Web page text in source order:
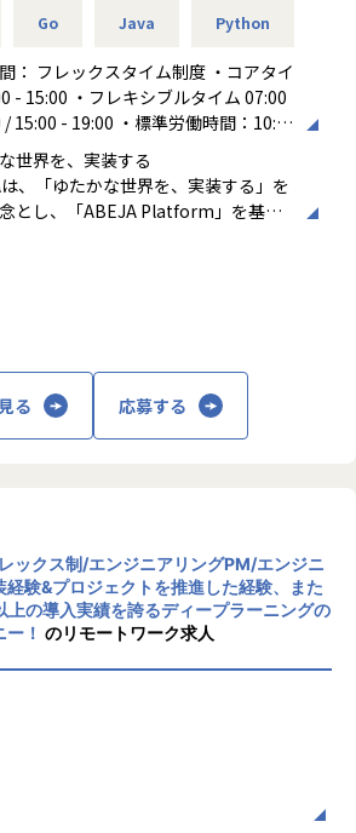
模の組織です。複数チームに分かれて
ロパー社員5～6名前後+協力会社で構
MTGを実施しています。
あわせて、意図的に雑談をすることを
ークというものを取り入れています。
況報告、情報提供などテーマは自由な
すが、
す。
貫して携わることができる環境
程まで一気通貫で携わるポジション
解決し、実用性の高い機能を追求す
トと密に連携し、エスカレーション
声を直接拾い上げることができま
見を深く吸収し、それをダイレクト
映させるサイクルを回せるため、自
結する手応えを感じられます。
し、現場運用を前提とした機能実装や
レミスを含むインフラ構成を設計し、
える基盤を整備する業務
容を抽象化し、共通するプロダクト開
過程で明らかになる要件や制約を踏ま
や実装を柔軟に見直しながら改善を進
ロジェクトマネージャーと連携し、技
針を主導する業務
い技術領域において、ロボット、デー
トウェア設計を中核として担える経験
ン開発に留まらず、データ収集、学
ウェアを設計・実装する実践的な経
プロジェクト全体の成否に直結するフ
ニアとして裁量を持って取り組める
支える経験
Action（VLA）をはじめと
実際のロボットシステムとして顧客
組みを進めています。
Go Java Python
： フレックスタイム制度 ・コアタイ
キシブルタイム 07:00
/ 15:00 - 19:00 ・標準労働時間：10:0
（休憩60分）
フレックス制（コアタイムあり）
働の有無： 有（月平均20時間）
： 60分
世界を、実装する
、「ゆたかな世界を、実装する」を
とし、「ABEJA Platform」を基盤
の継続的な収益成長の実現に伴走す
す。2012年の創業時よりABEJA Pla
ABEJA Platform上で実現してきまし
る 応募する
ックス制/エンジニアリングPM/エンジニ
経験&プロジェクトを推進した経験、また
の導入実績を誇るディープラーニングの
！ のリモートワーク求人